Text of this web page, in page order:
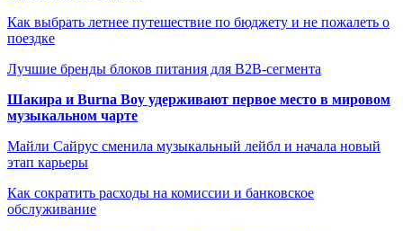
Как выбрать летнее путешествие по бюджету и не пожалеть о
поездке
Лучшие бренды блоков питания для B2B-сегмента
Шакира и Burna Boy удерживают первое место в мировом
музыкальном чарте
Майли Сайрус сменила музыкальный лейбл и начала новый
этап карьеры
Как сократить расходы на комиссии и банковское
обслуживание